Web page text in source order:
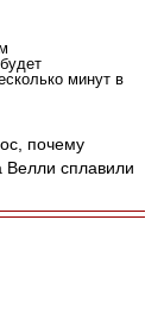
минут в
почему
Велли сплавили